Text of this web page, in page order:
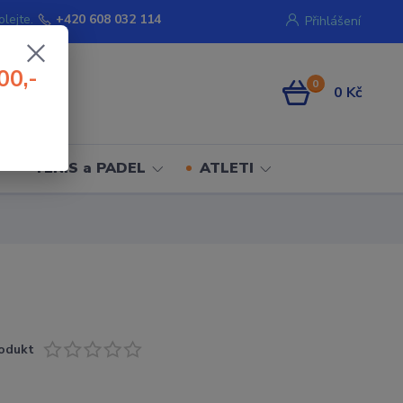
Přihlášení
+420 608 032 114
0 0 Kč
TENIS a PADEL ATLETI